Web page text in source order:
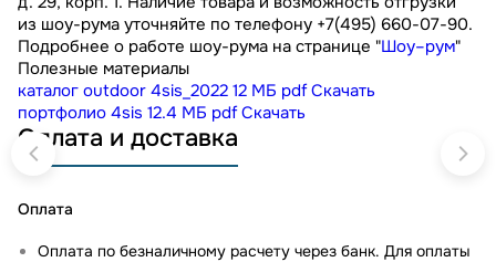
из шоу-рума уточняйте по телефону +7(495) 660-07-90.
Подробнее о работе шоу-рума на странице "Шоу–рум"
Полезные материалы
каталог outdoor 4sis_2022 12 МБ pdf Скачать
портфолио 4sis 12.4 МБ pdf Скачать
Оплата и доставка
Оплата
Оплата по безналичному расчету через банк. Для оплаты